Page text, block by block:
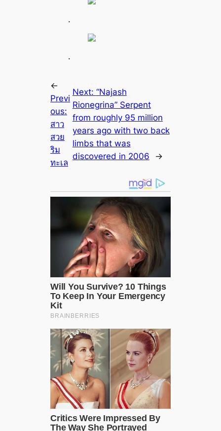
.
.
←
Previ
ous:
สาว
สวย
ริม
ทะเล
Next: “Najash
Rionegrina” Serpent
from roughly 95 million
years ago with two back
limbs that was
discovered in 2006
→